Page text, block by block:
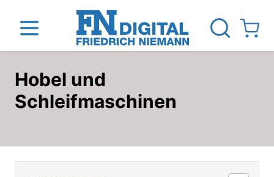
Direkt zum Inhalt
Das Unternehmen Standorte
View
Hobel und
Schleifmaschinen